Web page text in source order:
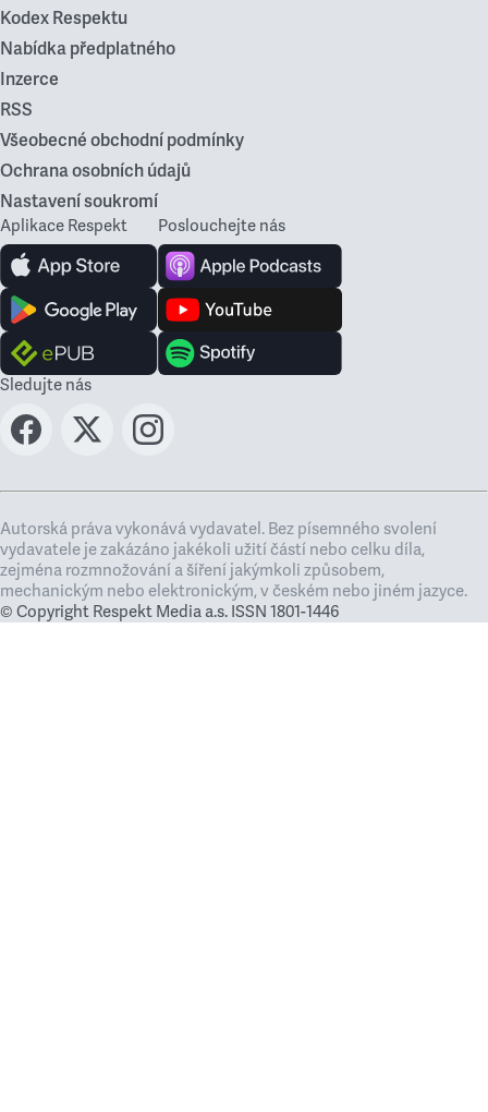
Kodex Respektu
Nabídka předplatného
Inzerce
RSS
Všeobecné obchodní podmínky
Ochrana osobních údajů
Nastavení soukromí
Aplikace Respekt Poslouchejte nás
Sledujte nás
Autorská práva vykonává vydavatel. Bez písemného svolení
vydavatele je zakázáno jakékoli užití částí nebo celku díla,
zejména rozmnožování a šíření jakýmkoli způsobem,
mechanickým nebo elektronickým, v českém nebo jiném jazyce.
© Copyright Respekt Media a.s. ISSN 1801-1446